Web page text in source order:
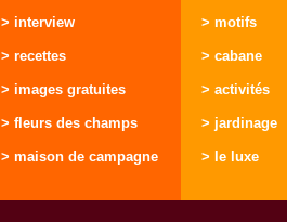
> interview
> recettes
> images gratuites
> fleurs des champs
> maison de campagne
> motifs
> cabane
> activités
> jardinage
> le luxe